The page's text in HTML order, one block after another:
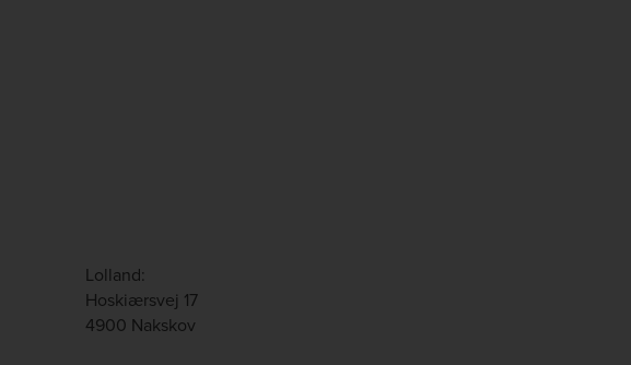
Lolland:
Hoskiærsvej 17
4900 Nakskov